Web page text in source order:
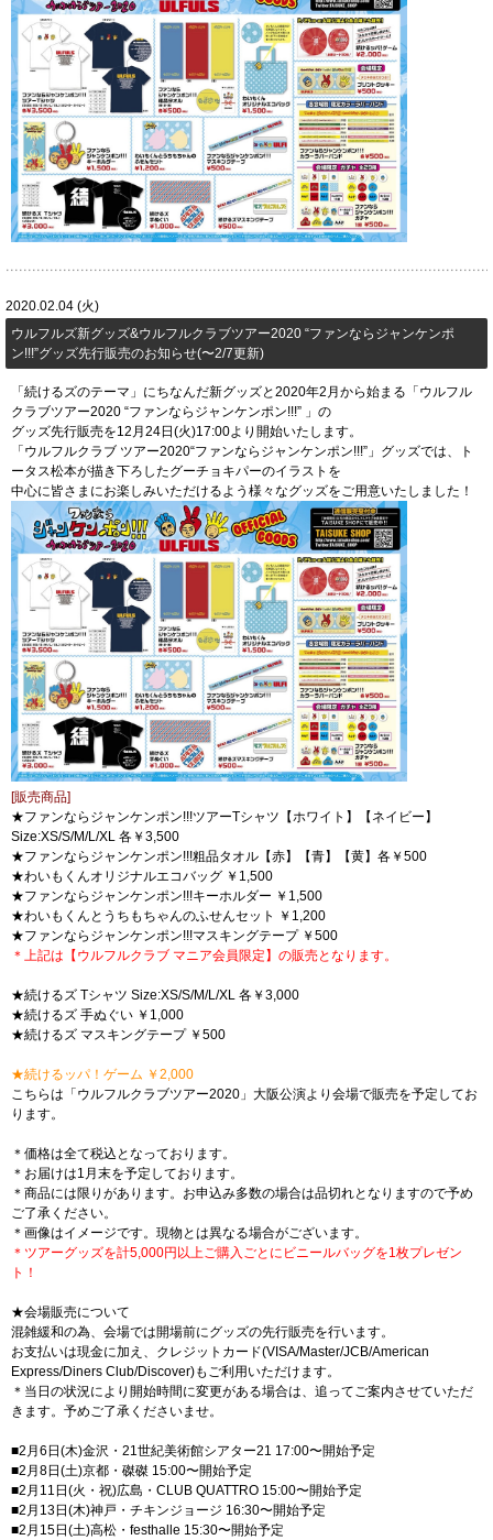
2020.02.04 (火)
​ウルフルズ新グッズ&ウルフルクラブツアー2020 “ファンならジャンケンポ
ン!!!”グッズ先行販売のお知らせ(〜2/7更新)
「続けるズのテーマ」にちなんだ新グッズと2020年2月から始まる「ウルフル
クラブツアー2020 “ファンならジャンケンポン!!!” 」の
グッズ先行販売を12月24日(火)17:00より開始いたします。
「ウルフルクラブ ツアー2020“ファンならジャンケンポン!!!”」グッズでは、ト
ータス松本が描き下ろしたグーチョキパーのイラストを
中心に皆さまにお楽しみいただけるよう様々なグッズをご用意いたしました！
[販売商品]
★ファンならジャンケンポン!!!ツアーTシャツ【ホワイト】【ネイビー】
Size:XS/S/M/L/XL 各￥3,500
★ファンならジャンケンポン!!!粗品タオル【赤】【青】【黄】各￥500
★わいもくんオリジナルエコバッグ ￥1,500
★ファンならジャンケンポン!!!キーホルダー ￥1,500
★わいもくんとうちもちゃんのふせんセット ￥1,200
★ファンならジャンケンポン!!!マスキングテープ ￥500
＊上記は【ウルフルクラブ マニア会員限定】の販売となります。
★続けるズ Tシャツ Size:XS/S/M/L/XL 各￥3,000
★続けるズ 手ぬぐい ￥1,000
★続けるズ マスキングテープ ￥500
★続けるッパ！ゲーム ￥2,000
こちらは「ウルフルクラブツアー2020」大阪公演より会場で販売を予定してお
ります。
＊価格は全て税込となっております。
＊お届けは1月末を予定しております。
＊商品には限りがあります。お申込み多数の場合は品切れとなりますので予め
ご了承ください。
＊画像はイメージです。現物とは異なる場合がございます。
＊ツアーグッズを計5,000円以上ご購入ごとにビニールバッグを1枚プレゼン
ト！
★会場販売について
混雑緩和の為、会場では開場前にグッズの先行販売を行います。
お支払いは現金に加え、クレジットカード(VISA/Master/JCB/American
Express/Diners Club/Discover)もご利用いただけます。
＊当日の状況により開始時間に変更がある場合は、追ってご案内させていただ
きます。予めご了承くださいませ。
■2月6日(木)金沢・21世紀美術館シアター21 17:00〜開始予定
■2月8日(土)京都・磔磔 15:00〜開始予定
■2月11日(火・祝)広島・CLUB QUATTRO 15:00〜開始予定
■2月13日(木)神戸・チキンジョージ 16:30〜開始予定
■2月15日(土)高松・festhalle 15:30〜開始予定